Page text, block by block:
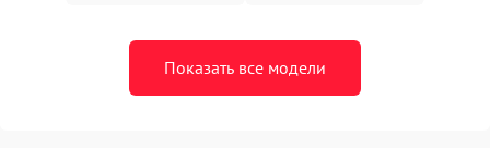
Показать все модели